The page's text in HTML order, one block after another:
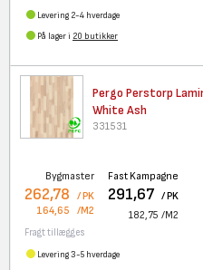
Levering 2-4 hverdage
På lager i 20 butikker
Pergo Perstorp
White Ash
331531
Bygmaster
262,78 / PK
164,65 /M2
Fast Kampagne
291,67 / PK
182,75 /M2
Fragt tillægges
Levering 3-5 hverdage